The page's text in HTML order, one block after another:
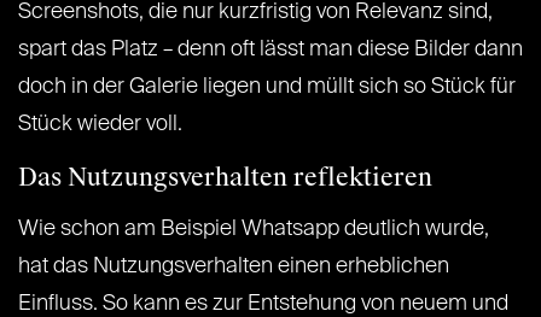
Screenshots, die nur kurzfristig von Relevanz sind,
spart das Platz – denn oft lässt man diese Bilder dann
doch in der Galerie liegen und müllt sich so Stück für
Stück wieder voll.
Das Nutzungsverhalten reflektieren
Wie schon am Beispiel Whatsapp deutlich wurde,
hat das Nutzungsverhalten einen erheblichen
Einfluss. So kann es zur Entstehung von neuem und